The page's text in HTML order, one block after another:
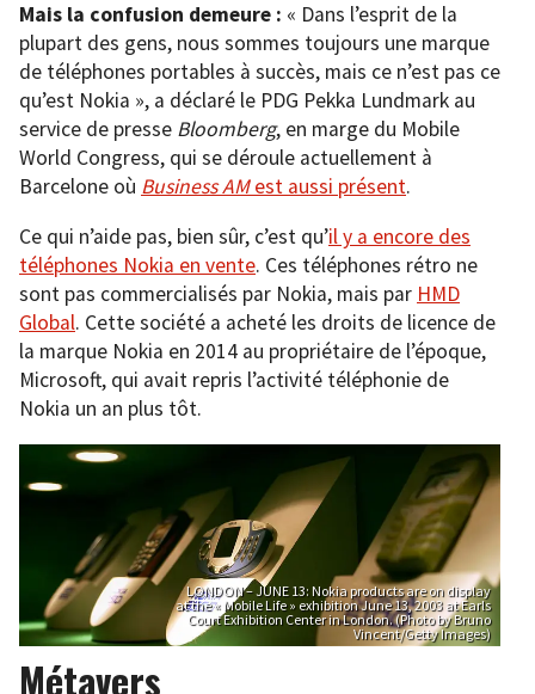
Mais la confusion demeure : « Dans l’esprit de la
plupart des gens, nous sommes toujours une marque
de téléphones portables à succès, mais ce n’est pas ce
qu’est Nokia », a déclaré le PDG Pekka Lundmark au
service de presse Bloomberg, en marge du Mobile
World Congress, qui se déroule actuellement à
Barcelone où Business AMest aussi présent.
Ce qui n’aide pas, bien sûr, c’est qu’il y a encore des
téléphones Nokia en vente. Ces téléphones rétro ne
sont pas commercialisés par Nokia, mais par HMD
Global. Cette société a acheté les droits de licence de
la marque Nokia en 2014 au propriétaire de l’époque,
Microsoft, qui avait repris l’activité téléphonie de
Nokia un an plus tôt.
LONDON – JUNE 13: Nokia products are on display
at the « Mobile Life » exhibition June 13, 2003 at Earls
Court Exhibition Center in London. (Photo by Bruno
Vincent/Getty Images)
Métavers